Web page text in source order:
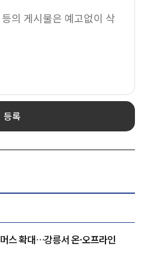
등록
스 확대…강릉서 온·오프라인